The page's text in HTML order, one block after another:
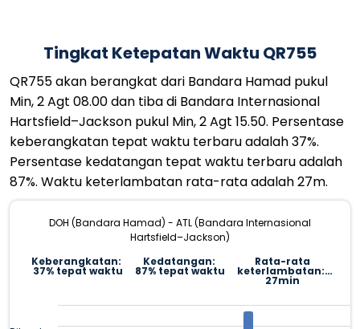
Tingkat Ketepatan Waktu QR755
QR755 akan berangkat dari Bandara Hamad pukul
Min, 2 Agt 08.00 dan tiba di Bandara Internasional
Hartsfield–Jackson pukul Min, 2 Agt 15.50. Persentase
keberangkatan tepat waktu terbaru adalah 37%.
Persentase kedatangan tepat waktu terbaru adalah
87%. Waktu keterlambatan rata-rata adalah 27m.
DOH (Bandara Hamad) - ATL (Bandara Internasional
Hartsfield–Jackson)
Keberangkatan:
37% tepat waktu
Kedatangan:
87% tepat waktu
Rata-rata
keterlambatan:
27min